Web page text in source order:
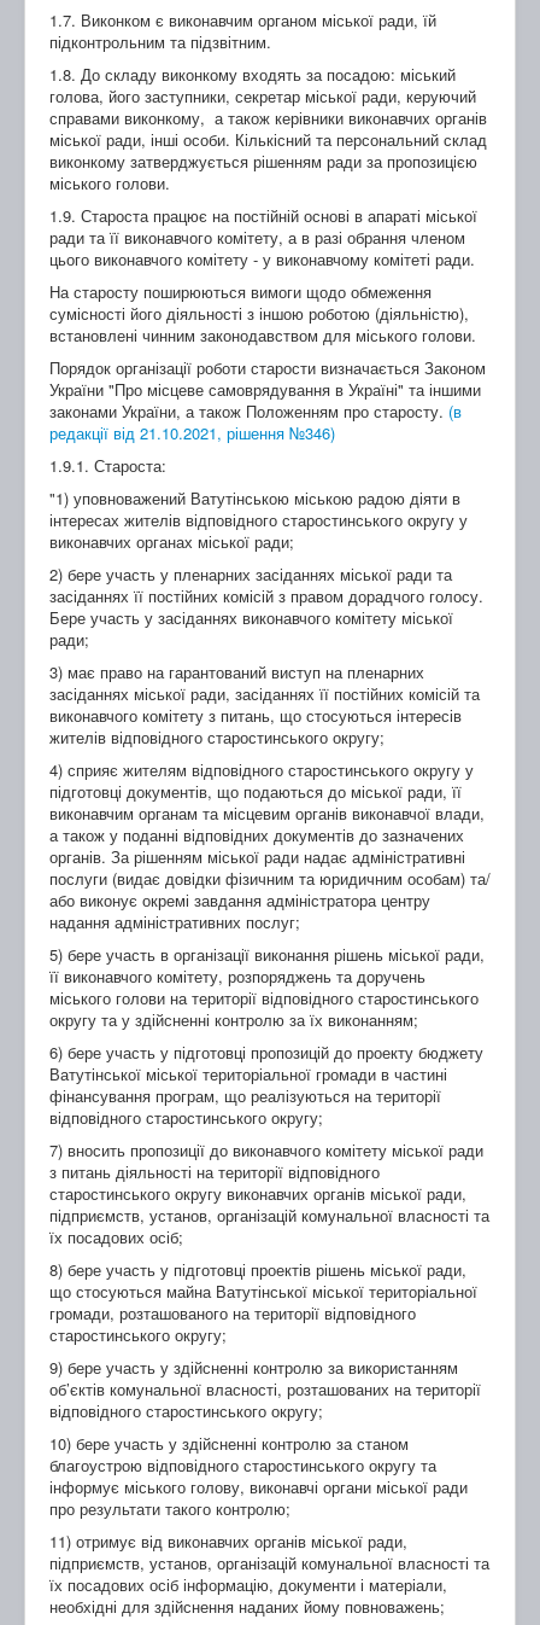
1.7. Виконком є виконавчим органом міської ради, їй
підконтрольним та підзвітним.
1.8. До складу виконкому входять за посадою: міський
голова, його заступники, секретар міської ради, керуючий
справами виконкому, а також керівники виконавчих органів
міської ради, інші особи. Кількісний та персональний склад
виконкому затверджується рішенням ради за пропозицією
міського голови.
1.9. Староста працює на постійній основі в апараті міської
ради та її виконавчого комітету, а в разі обрання членом
цього виконавчого комітету - у виконавчому комітеті ради.
На старосту поширюються вимоги щодо обмеження
сумісності його діяльності з іншою роботою (діяльністю),
встановлені чинним законодавством для міського голови.
Порядок організації роботи старости визначається Законом
України "Про місцеве самоврядування в Україні" та іншими
законами України, а також Положенням про старосту. (в
редакції від 21.10.2021, рішення №346)
1.9.1. Староста:
"1) уповноважений Ватутінською міською радою діяти в
інтересах жителів відповідного старостинського округу у
виконавчих органах міської ради;
2) бере участь у пленарних засіданнях міської ради та
засіданнях її постійних комісій з правом дорадчого голосу.
Бере участь у засіданнях виконавчого комітету міської
ради;
3) має право на гарантований виступ на пленарних
засіданнях міської ради, засіданнях її постійних комісій та
виконавчого комітету з питань, що стосуються інтересів
жителів відповідного старостинського округу;
4) сприяє жителям відповідного старостинського округу у
підготовці документів, що подаються до міської ради, її
виконавчим органам та місцевим органів виконавчої влади,
а також у поданні відповідних документів до зазначених
органів. За рішенням міської ради надає адміністративні
послуги (видає довідки фізичним та юридичним особам) та/
або виконує окремі завдання адміністратора центру
надання адміністративних послуг;
5) бере участь в організації виконання рішень міської ради,
її виконавчого комітету, розпоряджень та доручень
міського голови на території відповідного старостинського
округу та у здійсненні контролю за їх виконанням;
6) бере участь у підготовці пропозицій до проекту бюджету
Ватутінської міської територіальної громади в частині
фінансування програм, що реалізуються на території
відповідного старостинського округу;
7) вносить пропозиції до виконавчого комітету міської ради
з питань діяльності на території відповідного
старостинського округу виконавчих органів міської ради,
підприємств, установ, організацій комунальної власності та
їх посадових осіб;
8) бере участь у підготовці проектів рішень міської ради,
що стосуються майна Ватутінської міської територіальної
громади, розташованого на території відповідного
старостинського округу;
9) бере участь у здійсненні контролю за використанням
об’єктів комунальної власності, розташованих на території
відповідного старостинського округу;
10) бере участь у здійсненні контролю за станом
благоустрою відповідного старостинського округу та
інформує міського голову, виконавчі органи міської ради
про результати такого контролю;
11) отримує від виконавчих органів міської ради,
підприємств, установ, організацій комунальної власності та
їх посадових осіб інформацію, документи і матеріали,
необхідні для здійснення наданих йому повноважень;